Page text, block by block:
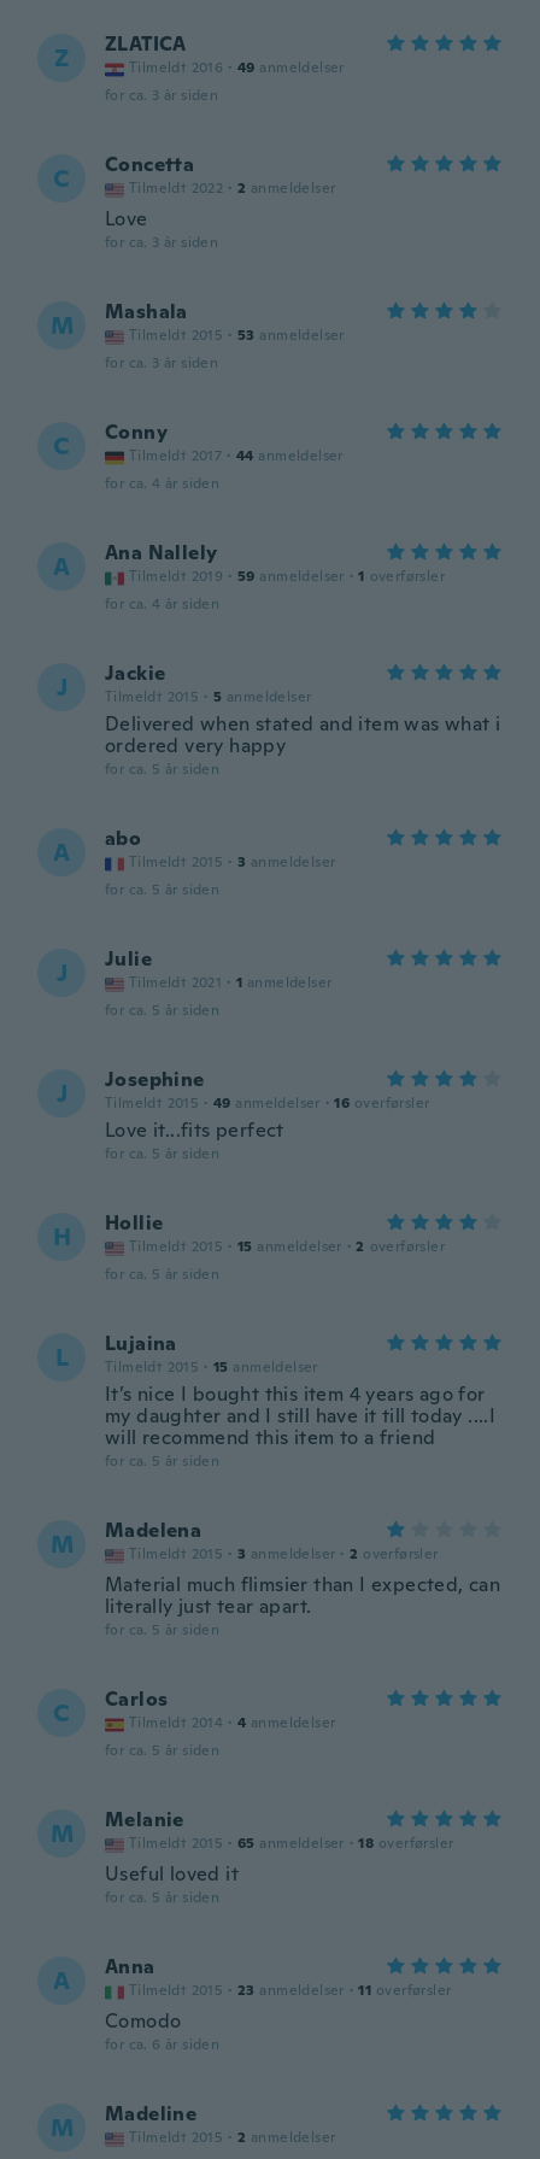
Z ZLATICA
Tilmeldt 2016 · 49 anmeldelser
for ca. 3 år siden
C Concetta
Tilmeldt 2022 · 2 anmeldelser
Love
for ca. 3 år siden
M Mashala
Tilmeldt 2015 · 53 anmeldelser
for ca. 3 år siden
C Conny
Tilmeldt 2017 · 44 anmeldelser
for ca. 4 år siden
A Ana Nallely
Tilmeldt 2019 · 59 anmeldelser · 1 overførsler
for ca. 4 år siden
J Jackie
Tilmeldt 2015 · 5 anmeldelser
Delivered when stated and item was what i
ordered very happy
for ca. 5 år siden
A abo
Tilmeldt 2015 · 3 anmeldelser
for ca. 5 år siden
J Julie
Tilmeldt 2021 · 1 anmeldelser
for ca. 5 år siden
J Josephine
Tilmeldt 2015 · 49 anmeldelser · 16 overførsler
Love it...fits perfect
for ca. 5 år siden
H Hollie
Tilmeldt 2015 · 15 anmeldelser · 2 overførsler
for ca. 5 år siden
L Lujaina
Tilmeldt 2015 · 15 anmeldelser
It’s nice I bought this item 4 years ago for
my daughter and I still have it till today ....I
will recommend this item to a friend
for ca. 5 år siden
M Madelena
Tilmeldt 2015 · 3 anmeldelser · 2 overførsler
Material much flimsier than I expected, can
literally just tear apart.
for ca. 5 år siden
C Carlos
Tilmeldt 2014 · 4 anmeldelser
for ca. 5 år siden
M Melanie
Tilmeldt 2015 · 65 anmeldelser · 18 overførsler
Useful loved it
for ca. 5 år siden
A Anna
Tilmeldt 2015 · 23 anmeldelser · 11 overførsler
Comodo
for ca. 6 år siden
M Madeline
Tilmeldt 2015 · 2 anmeldelser